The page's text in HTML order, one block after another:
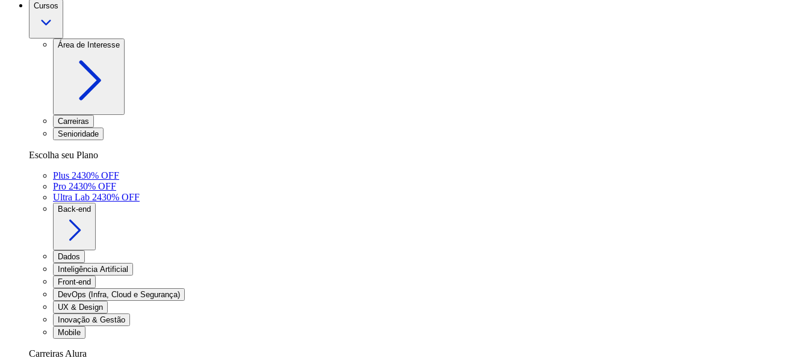
Cursos
Área de Interesse
Carreiras
Senioridade
Escolha seu Plano
Plus 2430% OFF
Pro 2430% OFF
Ultra Lab 2430% OFF
Back-end
Dados
Inteligência Artificial
Front-end
DevOps (Infra, Cloud e Segurança)
UX & Design
Inovação & Gestão
Mobile
Carreiras Alura